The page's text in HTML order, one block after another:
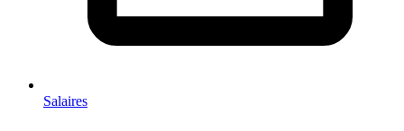
Salaires